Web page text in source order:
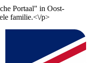
Portaal" in Oost-
familie.<\/p>